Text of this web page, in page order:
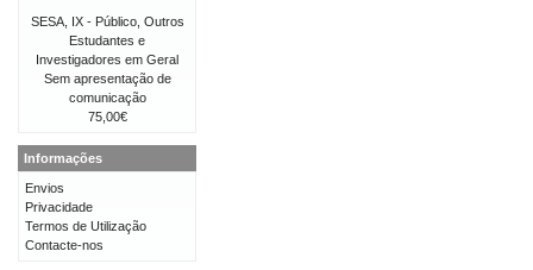
SESA, IX - Público, Outros
Estudantes e
Investigadores em Geral
Sem apresentação de
comunicação
75,00€
Informações
Envios
Privacidade
Termos de Utilização
Contacte-nos